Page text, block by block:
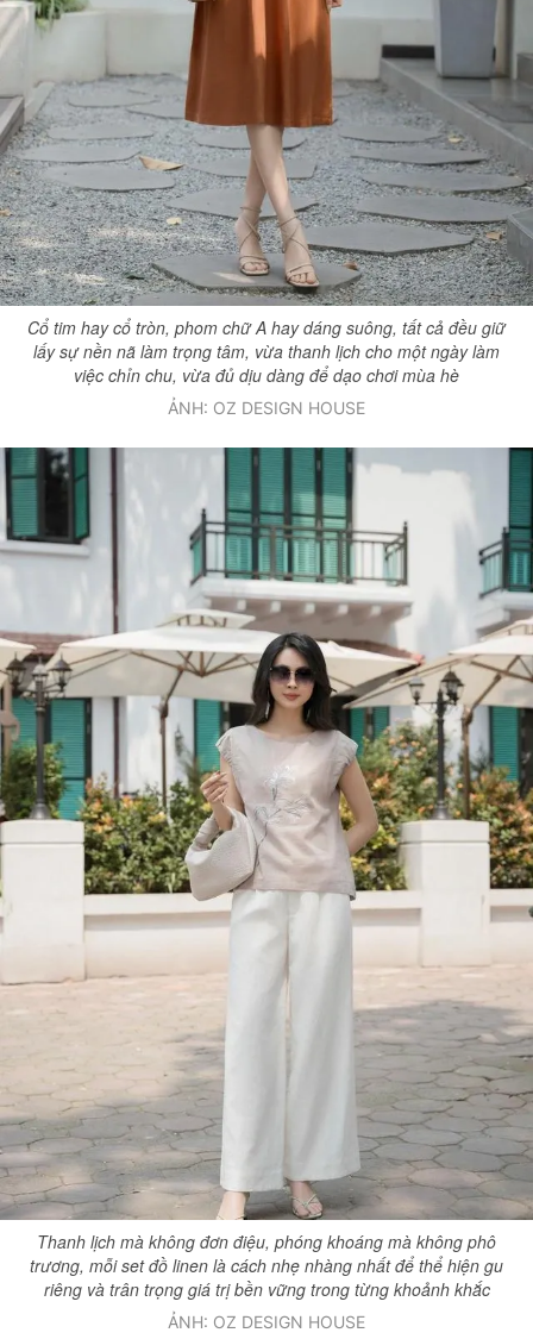
Cổ tim hay cổ tròn, phom chữ A hay dáng suông, tất cả đều giữ
lấy sự nền nã làm trọng tâm, vừa thanh lịch cho một ngày làm
việc chỉn chu, vừa đủ dịu dàng để dạo chơi mùa hè
ẢNH: OZ DESIGN HOUSE
Thanh lịch mà không đơn điệu, phóng khoáng mà không phô
trương, mỗi set đồ linen là cách nhẹ nhàng nhất để thể hiện gu
riêng và trân trọng giá trị bền vững trong từng khoảnh khắc
ẢNH: OZ DESIGN HOUSE